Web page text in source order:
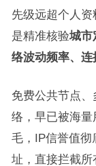
先级远超个人
是精准核验城市
络波动频率、
免费公共节点
络，早已被海
毛，IP信誉值彻
址，直接拦截